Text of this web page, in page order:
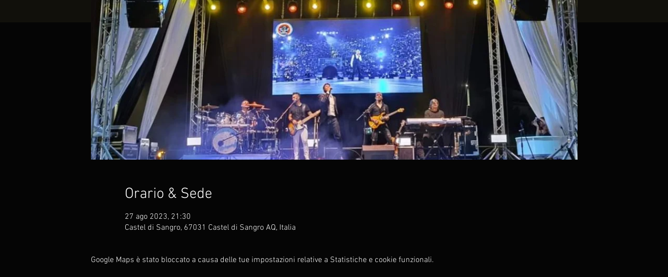
Orario & Sede
27 ago 2023, 21:30
Castel di Sangro, 67031 Castel di Sangro AQ, Italia
Google Maps è stato bloccato a causa delle tue impostazioni relative a Statistiche e cookie funzionali.